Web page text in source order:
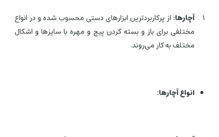
آچارها: از پرکاربردترین ابزارهای دستی محسوب شده و در انواع
مختلفی برای باز و بسته کردن پیچ و مهره با سایزها و اشکال
مختلف به کار می‌روند.
انواع آچارها: